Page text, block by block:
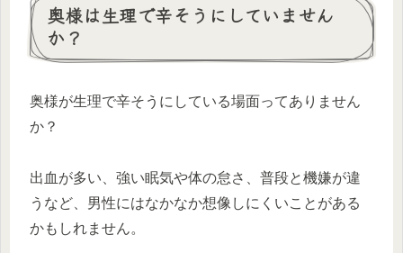
奥様は生理で辛そうにしていません
か？
奥様が生理で辛そうにしている場面ってありません
か？
出血が多い、強い眠気や体の怠さ、普段と機嫌が違
うなど、男性にはなかなか想像しにくいことがある
かもしれません。